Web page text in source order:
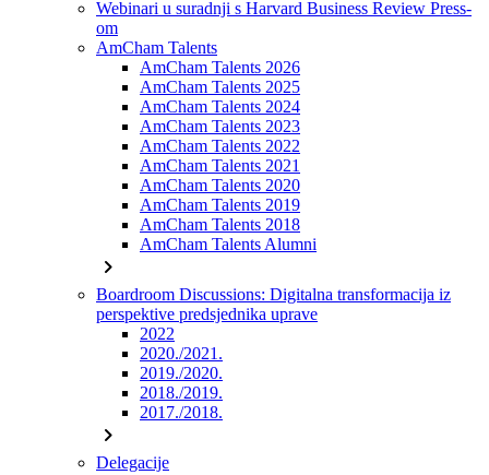
Webinari u suradnji s Harvard Business Review Press-
om
AmCham Talents
AmCham Talents 2026
AmCham Talents 2025
AmCham Talents 2024
AmCham Talents 2023
AmCham Talents 2022
AmCham Talents 2021
AmCham Talents 2020
AmCham Talents 2019
AmCham Talents 2018
AmCham Talents Alumni
chevron_right
Boardroom Discussions: Digitalna transformacija iz
perspektive predsjednika uprave
2022
2020./2021.
2019./2020.
2018./2019.
2017./2018.
chevron_right
Delegacije